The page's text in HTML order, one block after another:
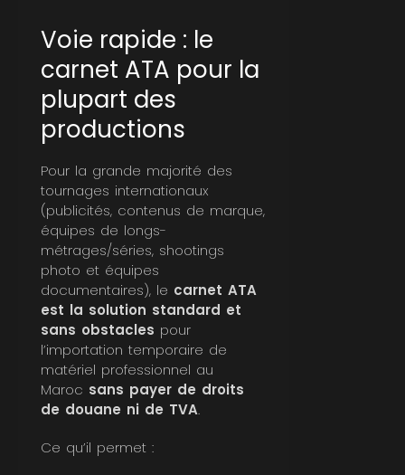
Voie rapide : le
carnet ATA pour la
plupart des
productions
Pour la grande majorité des
tournages internationaux
(publicités, contenus de marque,
équipes de longs-
métrages/séries, shootings
photo et équipes
documentaires), le carnet ATA
est la solution standard et
sans obstacles pour
l’importation temporaire de
matériel professionnel au
Maroc sans payer de droits
de douane ni de TVA.
Ce qu’il permet :